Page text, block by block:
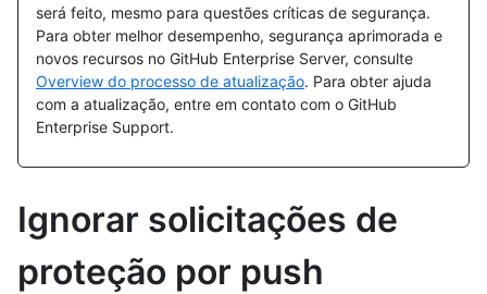
será feito, mesmo para questões críticas de segurança.
Para obter melhor desempenho, segurança aprimorada e
novos recursos no GitHub Enterprise Server, consulte
Overview do processo de atualização. Para obter ajuda
com a atualização, entre em contato com o GitHub
Enterprise Support.
Ignorar solicitações de
proteção por push